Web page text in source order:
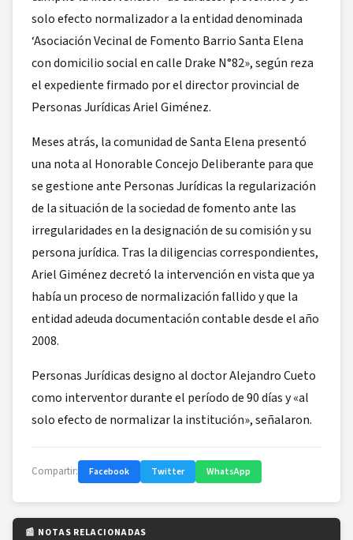
solo efecto normalizador a la entidad denominada
‘Asociación Vecinal de Fomento Barrio Santa Elena
con domicilio social en calle Drake N°82», según reza
el expediente firmado por el director provincial de
Personas Jurídicas Ariel Giménez.
Meses atrás, la comunidad de Santa Elena presentó
una nota al Honorable Concejo Deliberante para que
se gestione ante Personas Jurídicas la regularización
de la situación de la sociedad de fomento ante las
irregularidades en la designación de su comisión y su
persona jurídica. Tras la diligencias correspondientes,
Ariel Giménez decretó la intervención en vista que ya
había un proceso de normalización fallido y que la
entidad adeuda documentación contable desde el año
2008.
Personas Jurídicas designo al doctor Alejandro Cueto
como interventor durante el período de 90 días y «al
solo efecto de normalizar la institución», señalaron.
Compartir: Facebook Twitter WhatsApp
📰 NOTAS RELACIONADAS